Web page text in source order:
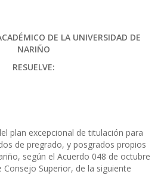
DE LA UNIVERSIDAD DE
NARIÑO
RESUELVE:
plan excepcional de titulación para
de pregrado, y posgrados propios
según el Acuerdo 048 de octubre
Consejo Superior, de la siguiente